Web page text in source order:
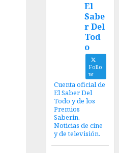
El
Sabe
r Del
Tod
o
Follo
w
Cuenta oficial de
El Saber Del
Todo y de los
Premios
Saberin.
Noticias de cine
y de televisión.